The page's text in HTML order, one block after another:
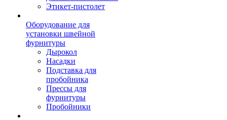
Этикет-пистолет
Оборудование для
установки швейной
фурнитуры
Дырокол
Насадки
Подставка для
пробойника
Прессы для
фурнитуры
Пробойники